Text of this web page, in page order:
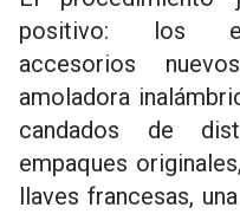
positivo: los
accesorios
amoladora
candados de
empaques
llaves francesas,